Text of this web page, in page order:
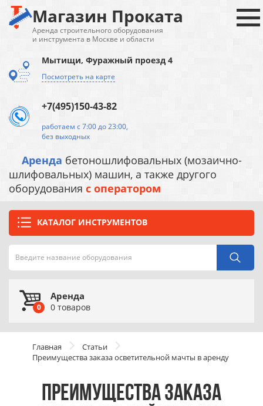
Магазин Проката
Аренда строительного оборудования
и инструмента в Москве и области
Мытищи, Фуражный проезд 4
Посмотреть на карте
+7(495)150-43-82
работаем с 7:00 до 23:00,
без выходных
Аренда бетоношлифовальных (мозаично-
шлифовальных) машин, а также другого
оборудования с оператором
КАТАЛОГ ИНСТРУМЕНТОВ
0
Аренда
0 товаров
Главная
Статьи
Преимущества заказа осветительной мачты в аренду
ПРЕИМУЩЕСТВА ЗАКАЗА